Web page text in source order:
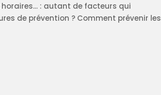
: autant de facteurs qui
de prévention ? Comment prévenir les